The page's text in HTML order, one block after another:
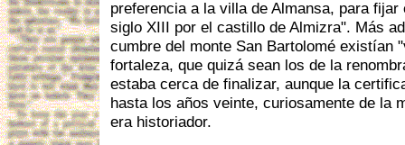
preferencia a la villa de Almansa, para
siglo XIII por el castillo de Almizra". Más
cumbre del monte San Bartolomé existían
fortaleza, que quizá sean los de la
estaba cerca de finalizar, aunque la
hasta los años veinte, curiosamente de la
era historiador.